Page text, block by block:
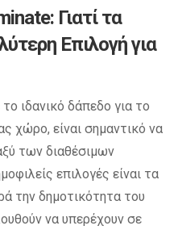
Γιατί τα
Επιλογή για
ιδανικό δάπεδο για το
χώρο, είναι σημαντικό να
των διαθέσιμων
επιλογές είναι τα
την δημοτικότητα του
να υπερέχουν σε